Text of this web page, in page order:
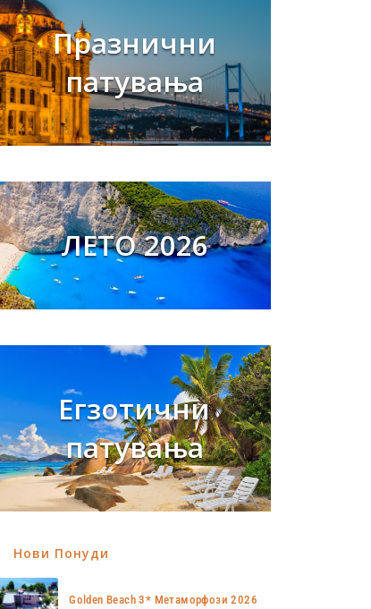
Празнични
патувања
ЛЕТО 2026
Егзотични
патувања
Нови Понуди
Golden Beach 3* Метаморфози 2026